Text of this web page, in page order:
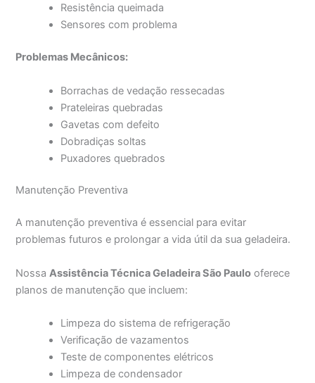
Resistência queimada
Sensores com problema
Problemas Mecânicos:
Borrachas de vedação ressecadas
Prateleiras quebradas
Gavetas com defeito
Dobradiças soltas
Puxadores quebrados
Manutenção Preventiva
A manutenção preventiva é essencial para evitar
problemas futuros e prolongar a vida útil da sua geladeira.
Nossa Assistência Técnica Geladeira São Paulo oferece
planos de manutenção que incluem:
Limpeza do sistema de refrigeração
Verificação de vazamentos
Teste de componentes elétricos
Limpeza de condensador